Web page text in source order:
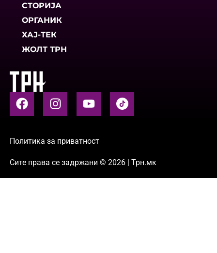
СТОРИЈА
ОРГАНИК
ХАЈ-ТЕК
ЖОЛТ ТРН
Политика за приватност
Сите права се задржани © 2026 | Трн.мк